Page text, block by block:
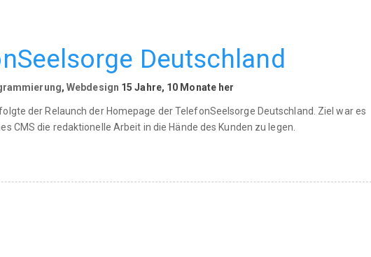
Deutschland
,Webdesign 15 Jahre, 10 Monate her
der Relaunch der Homepage der TelefonSeelsorge Deutschland. Ziel war es
CMS die redaktionelle Arbeit in die Hände des Kunden zu legen.